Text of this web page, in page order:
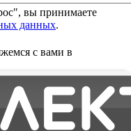
вы принимаете
данных.
с вами в